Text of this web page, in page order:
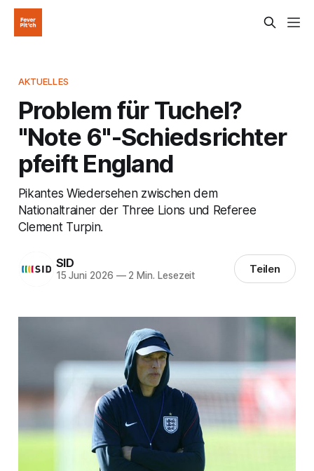
AKTUELLES
Problem für Tuchel?
"Note 6"-Schiedsrichter
pfeift England
Pikantes Wiedersehen zwischen dem
Nationaltrainer der Three Lions und Referee
Clement Turpin.
SID
15 Juni 2026 —2 Min. Lesezeit Teilen